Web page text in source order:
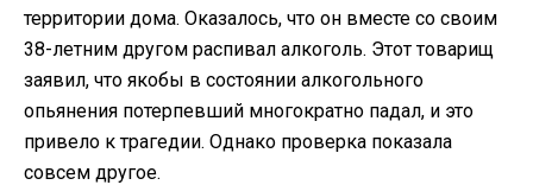
территории дома. Оказалось, что он вместе со своим
38-летним другом распивал алкоголь. Этот товарищ
заявил, что якобы в состоянии алкогольного
опьянения потерпевший многократно падал, и это
привело к трагедии. Однако проверка показала
совсем другое.